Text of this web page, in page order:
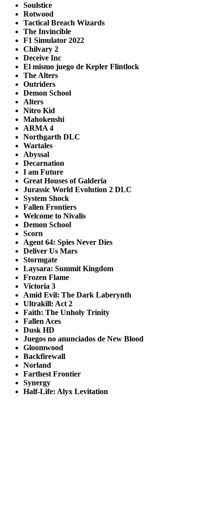
Soulstice
Rotwood
Tactical Breach Wizards
The Invincible
F1 Simulator 2022
Chilvary 2
Deceive Inc
El mismo juego de Kepler Flintlock
The Alters
Outriders
Demon School
Alters
Nitro Kid
Mahokenshi
ARMA 4
Northgarth DLC
Wartales
Abyssal
Decarnation
I am Future
Great Houses of Galderia
Jurassic World Evolution 2 DLC
System Shock
Fallen Frontiers
Welcome to Nivalis
Demon School
Scorn
Agent 64: Spies Never Dies
Deliver Us Mars
Stormgate
Laysara: Summit Kingdom
Frozen Flame
Victoria 3
Amid Evil: The Dark Laberynth
Ultrakill: Act 2
Faith: The Unholy Trinity
Fallen Aces
Dusk HD
Juegos no anunciados de New Blood
Gloomwood
Backfirewall
Norland
Farthest Frontier
Synergy
Half-Life: Alyx Levitation